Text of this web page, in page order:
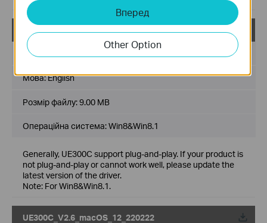
UE300C_V2.6_win8&8.1_220222
Дата публікації:
Мова:English
Розмір файлу:9.00 MB
Операційна система: Win8&Win8.1
Generally, UE300C support plug-and-play. If your product is
not plug-and-play or cannot work well, please update the
latest version of the driver.
Note: For Win8&Win8.1.
UE300C_V2.6_macOS_12_220222
Вперед
Other Option